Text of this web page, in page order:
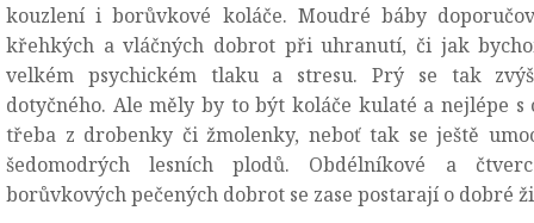
kouzlení i borůvkové koláče. Moudré báby
křehkých a vláčných dobrot při uhranutí, či jak
velkém psychickém tlaku a stresu. Prý se tak
dotyčného. Ale měly by to být koláče kulaté a nejlépe s
třeba z drobenky či žmolenky, neboť tak se ještě
šedomodrých lesních plodů. Obdélníkové a
borůvkových pečených dobrot se zase postarají o dobré